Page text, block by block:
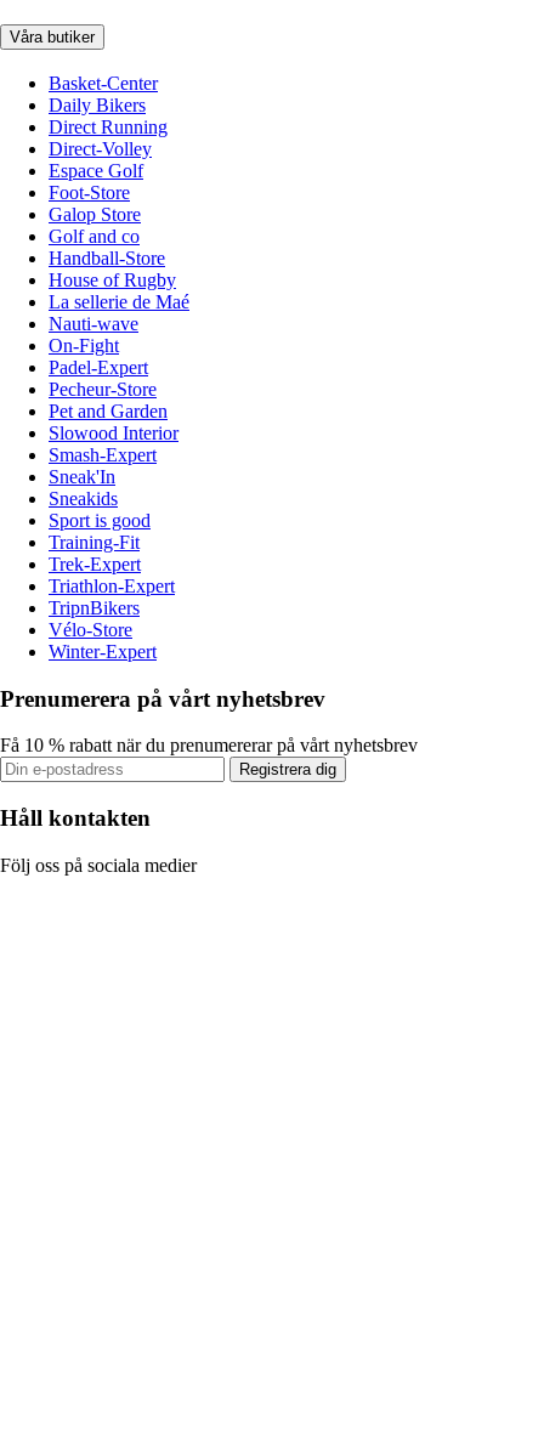
Våra butiker
Basket-Center
Daily Bikers
Direct Running
Direct-Volley
Espace Golf
Foot-Store
Galop Store
Golf and co
Handball-Store
House of Rugby
La sellerie de Maé
Nauti-wave
On-Fight
Padel-Expert
Pecheur-Store
Pet and Garden
Slowood Interior
Smash-Expert
Sneak'In
Sneakids
Sport is good
Training-Fit
Trek-Expert
Triathlon-Expert
TripnBikers
Vélo-Store
Winter-Expert
Prenumerera på vårt nyhetsbrev
Få 10 % rabatt när du prenumererar på vårt nyhetsbrev
Registrera dig
Håll kontakten
Följ oss på sociala medier